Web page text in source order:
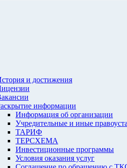
и достижения
информации
Информация об организации
Учредительные и иные
ТАРИФ
ТЕРСХЕМА
Инвестиционные программы
Условия оказания услуг